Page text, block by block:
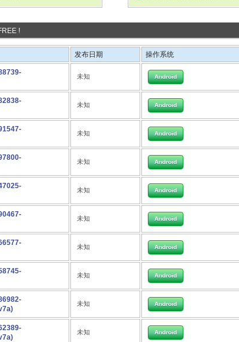
!
发布日期 操作系统
未知 Android
未知 Android
未知 Android
未知 Android
未知 Android
未知 Android
未知 Android
未知 Android
未知 Android
未知 Android